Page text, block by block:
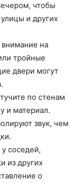
чтобы
и других
внимание на
тройные
двери могут
по стенам
и материал.
звук, чем
соседей,
из других
о